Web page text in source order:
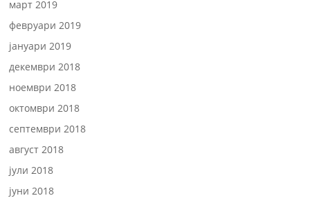
март 2019
февруари 2019
јануари 2019
декември 2018
ноември 2018
октомври 2018
септември 2018
август 2018
јули 2018
јуни 2018